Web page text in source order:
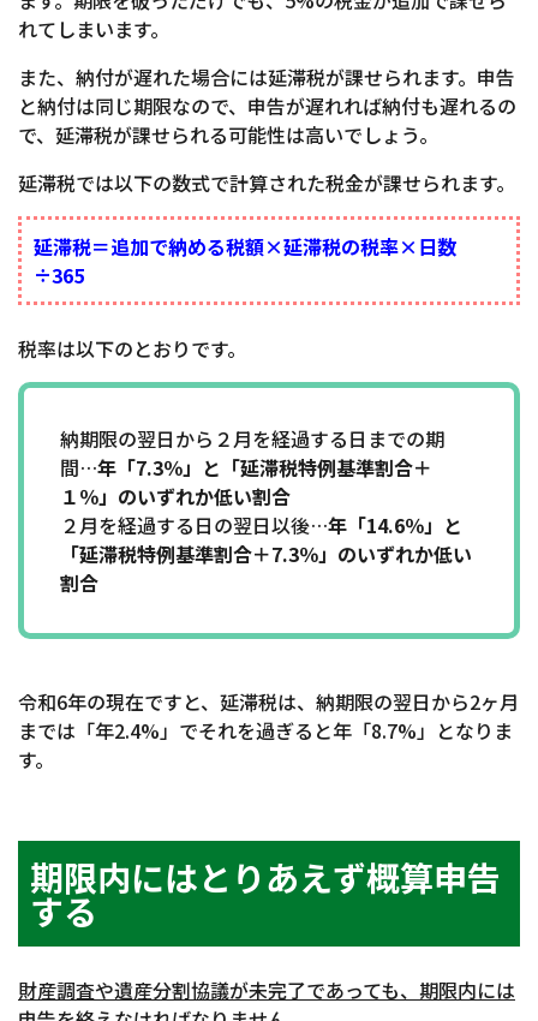
れてしまいます。
また、納付が遅れた場合には延滞税が課せられます。申告
と納付は同じ期限なので、申告が遅れれば納付も遅れるの
で、延滞税が課せられる可能性は高いでしょう。
延滞税では以下の数式で計算された税金が課せられます。
延滞税＝追加で納める税額×延滞税の税率×日数
÷365
税率は以下のとおりです。
納期限の翌日から２月を経過する日までの期
間…年「7.3％」と「延滞税特例基準割合＋
１％」のいずれか低い割合
２月を経過する日の翌日以後…年「14.6％」と
「延滞税特例基準割合＋7.3％」のいずれか低い
割合
令和6年の現在ですと、延滞税は、納期限の翌日から2ヶ月
までは「年2.4%」でそれを過ぎると年「8.7%」となりま
す。
期限内にはとりあえず概算申告
する
財産調査や遺産分割協議が未完了であっても、期限内には